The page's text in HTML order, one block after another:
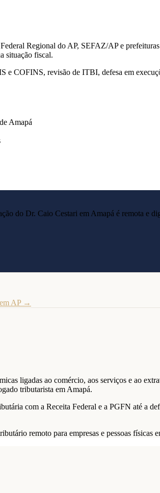
Regional do AP, SEFAZ/AP e
situação fiscal.
e COFINS, revisão de ITBI, defesa em
Amapá
do Dr. Caio Cestari em Amapá é remota e
AP→
ligadas ao comércio, aos serviços e ao
tributarista em Amapá.
com a Receita Federal e a PGFN até a
remoto para empresas e pessoas físicas